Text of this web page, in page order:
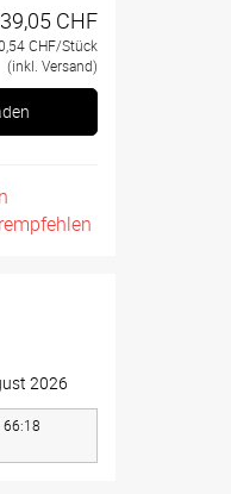
CHF
CHF/Stück
(inkl. Versand)
2026
66:18